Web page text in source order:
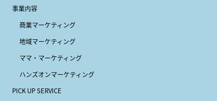
事業内容
商業マーケティング
地域マーケティング
ママ・マーケティング
ハンズオンマーケティング
PICK UP SERVICE